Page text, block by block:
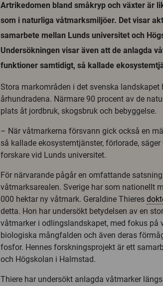
Artrikedomen bland småkryp och växter är
som i naturliga våtmarksmiljöer. Det visar
samarbete mellan Lunds universitet och
Undersökningen visar även att de anlagda
funktioner samtidigt, så kallade
Stora markområden i det svenska landskapet
århundradena. Närmare 90 procent av de
plats åt jordbruk, skogsbruk och bebyggelse.
– När våtmarkerna försvann gick också en
så kallade ekosystemtjänster, förlorade,
forskare vid Lunds universitet.
För närvarande pågår en omfattande
våtmarksarealen. Sverige har som nationellt
000 hektar ny våtmark. Geraldine Thieres
detta. Hon har undersökt betydelsen av en
våtmarker i odlingslandskapet, med fokus på
biologiska mångfalden och även deras
fosfor. Hennes forskningsprojekt är ett
och Högskolan i Halmstad.
Thiere har undersökt anlagda våtmarker